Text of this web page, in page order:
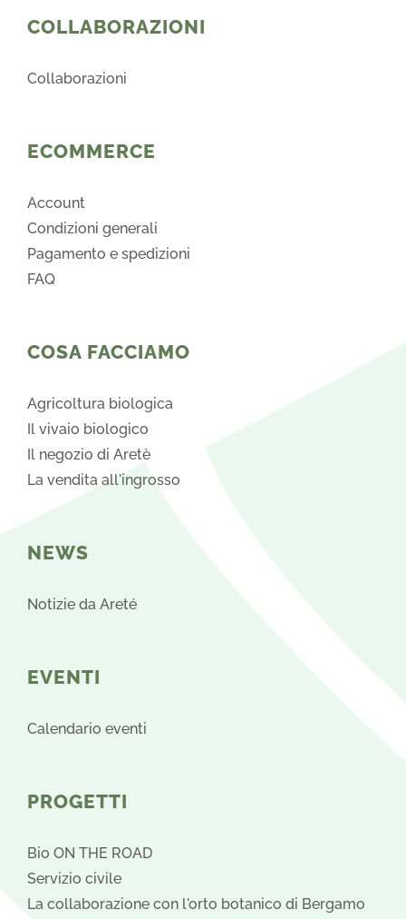
COLLABORAZIONI
Collaborazioni
ECOMMERCE
Account
Condizioni generali
Pagamento e spedizioni
FAQ
COSA FACCIAMO
Agricoltura biologica
Il vivaio biologico
Il negozio di Aretè
La vendita all'ingrosso
NEWS
Notizie da Areté
EVENTI
Calendario eventi
PROGETTI
Bio ON THE ROAD
Servizio civile
La collaborazione con l'orto botanico di Bergamo